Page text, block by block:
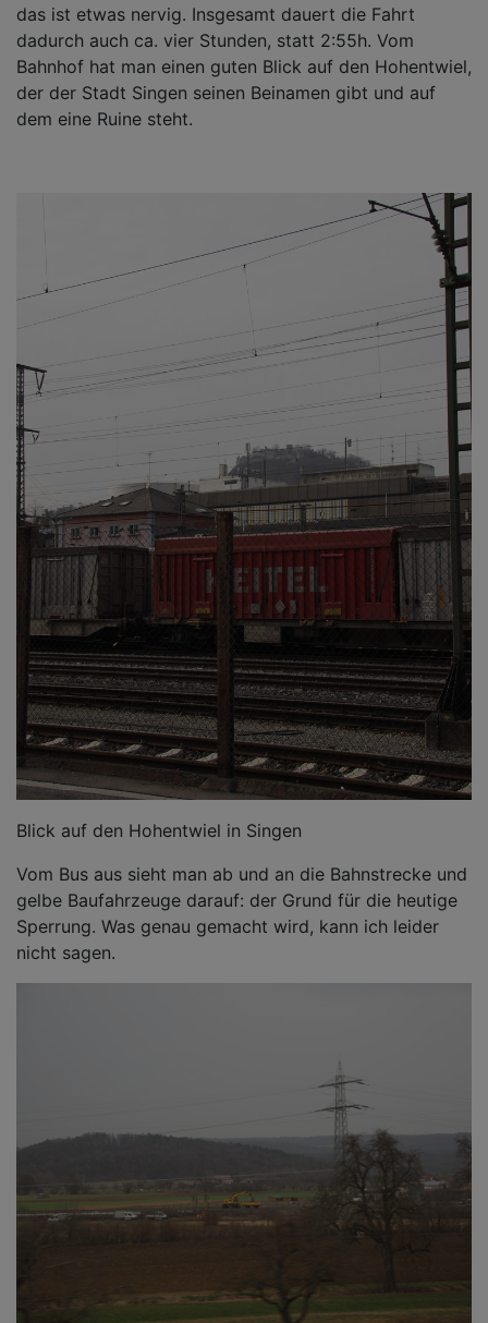
das ist etwas nervig. Insgesamt dauert die Fahrt
dadurch auch ca. vier Stunden, statt 2:55h. Vom
Bahnhof hat man einen guten Blick auf den Hohentwiel,
der der Stadt Singen seinen Beinamen gibt und auf
dem eine Ruine steht.
Blick auf den Hohentwiel in Singen
Vom Bus aus sieht man ab und an die Bahnstrecke und
gelbe Baufahrzeuge darauf: der Grund für die heutige
Sperrung. Was genau gemacht wird, kann ich leider
nicht sagen.